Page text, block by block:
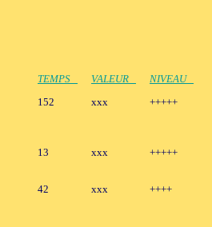
TEMPS VALEUR
NIVEAU
152 xxx +++++
13 xxx +++++
42 xxx ++++